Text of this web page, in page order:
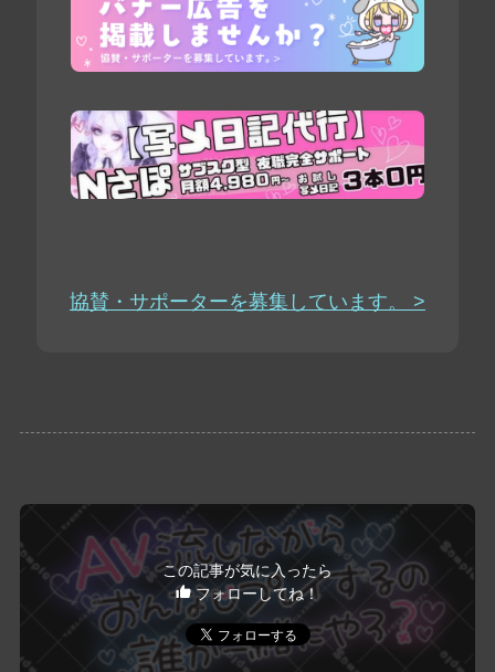
協賛・サポーターを募集しています。 >
この記事が気に入ったら
フォローしてね！